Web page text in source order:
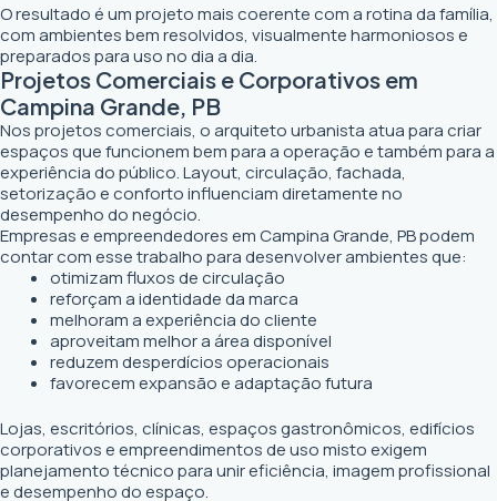
O resultado é um projeto mais coerente com a rotina da família,
com ambientes bem resolvidos, visualmente harmoniosos e
preparados para uso no dia a dia.
Projetos Comerciais e Corporativos em
Campina Grande, PB
Nos projetos comerciais, o arquiteto urbanista atua para criar
espaços que funcionem bem para a operação e também para a
experiência do público. Layout, circulação, fachada,
setorização e conforto influenciam diretamente no
desempenho do negócio.
Empresas e empreendedores em Campina Grande, PB podem
contar com esse trabalho para desenvolver ambientes que:
otimizam fluxos de circulação
reforçam a identidade da marca
melhoram a experiência do cliente
aproveitam melhor a área disponível
reduzem desperdícios operacionais
favorecem expansão e adaptação futura
Lojas, escritórios, clínicas, espaços gastronômicos, edifícios
corporativos e empreendimentos de uso misto exigem
planejamento técnico para unir eficiência, imagem profissional
e desempenho do espaço.